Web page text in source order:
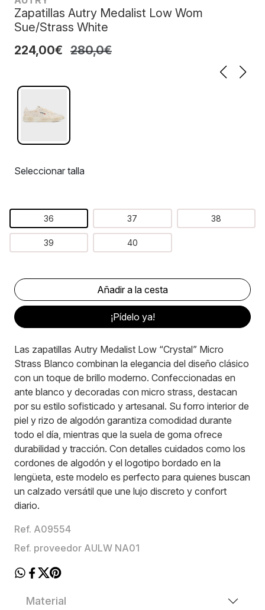
Zapatillas Autry Medalist Low Wom
Sue/Strass White
224,00€ 280,0€
Seleccionar talla
36 37 38
39 40
¡Pídelo ya!
Las zapatillas Autry Medalist Low “Crystal” Micro
Strass Blanco combinan la elegancia del diseño clásico
con un toque de brillo moderno. Confeccionadas en
ante blanco y decoradas con micro strass, destacan
por su estilo sofisticado y artesanal. Su forro interior de
piel y rizo de algodón garantiza comodidad durante
todo el día, mientras que la suela de goma ofrece
durabilidad y tracción. Con detalles cuidados como los
cordones de algodón y el logotipo bordado en la
lengüeta, este modelo es perfecto para quienes buscan
un calzado versátil que une lujo discreto y confort
diario.
Ref. A09554
Ref. proveedor AULW NA01
Material